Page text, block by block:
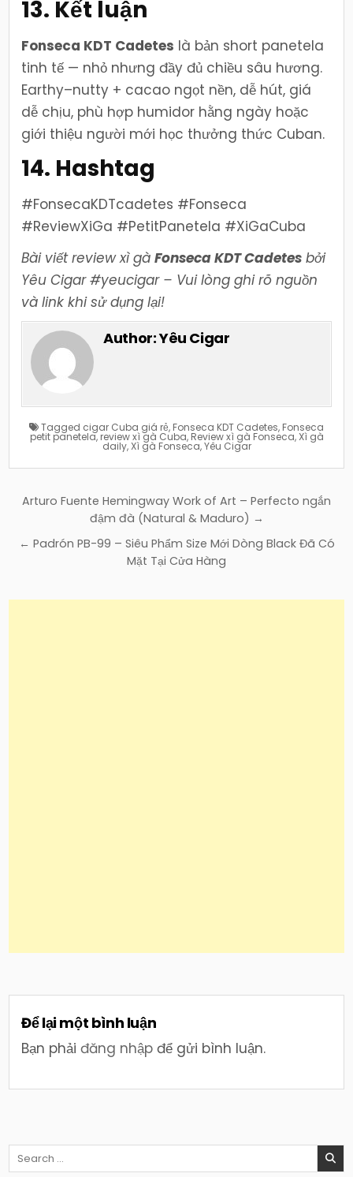
13. Kết luận
Fonseca KDT Cadetes là bản short panetela
tinh tế — nhỏ nhưng đầy đủ chiều sâu hương.
Earthy–nutty + cacao ngọt nền, dễ hút, giá
dễ chịu, phù hợp humidor hằng ngày hoặc
giới thiệu người mới học thưởng thức Cuban.
14. Hashtag
#FonsecaKDTcadetes #Fonseca
#ReviewXiGa #PetitPanetela #XiGaCuba
Bài viết review xì gàFonseca KDT Cadetes bởi
Yêu Cigar #yeucigar – Vui lòng ghi rõ nguồn
và link khi sử dụng lại!
Author:Yêu Cigar
Tagged cigar Cuba giá rẻ, Fonseca KDT Cadetes, Fonseca
petit panetela, review xì gà Cuba, Review xì gà Fonseca,Xì gà
daily,Xì gà Fonseca,Yêu Cigar
Điều
bài
Arturo Fuente Hemingway Work of Art – Perfecto ngắn
đậm đà (Natural & Maduro) →
← Padrón PB-99 – Siêu Phẩm Size Mới Dòng Black Đã Có
Mặt Tại Cửa Hàng
Để lại một bình luận
Bạn phảiđăng nhập để gửi bình luận.
Search
for: